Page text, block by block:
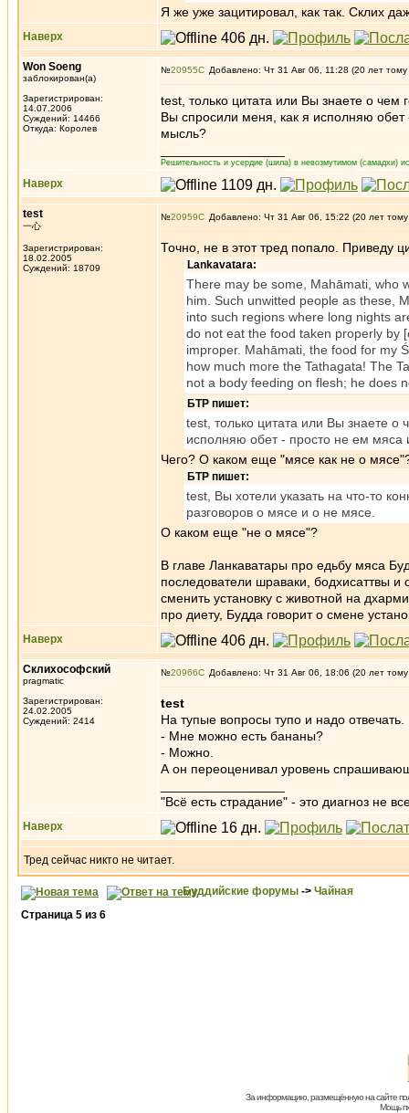
Я же уже зацитировал, как так. Склих
Наверх
Won Soeng
заблокирован(а)
Зарегистрирован:
14.07.2006
Суждений: 14466
Откуда: Королев
№20955 Добавлено: Чт 31 Авг 06, 11:28 (20 лет тому
test, только цитата или Вы знаете о чем
Вы спросили меня, как я исполняю
мысль?
Решительность и усердие (шила) в невозмутимом (самадхи)
Наверх
test
一心
Зарегистрирован:
18.02.2005
Суждений: 18709
№20959 Добавлено: Чт 31 Авг 06, 15:22 (20 лет
Точно, не в этот тред попало. Приведу
Lankavatara:
There may be some, Mahāmati, who
him. Such unwitted people as these,
into such regions where long nights
do not eat the food taken properly by
improper. Mahāmati, the food for my
how much more the Tathagata! The
not a body feeding on flesh; he does
БТР пишет:
test, только цитата или Вы знаете
исполняю обет - просто не ем
Чего? О каком еще "мясе как не о
БТР пишет:
test, Вы хотели указать на что-то
разговоров о мясе и о не мясе.
О каком еще "не о мясе"?
В главе Ланкаватары про едьбу мяса
последователи шраваки, бодхисаттвы
сменить установку с животной на
про диету, Будда говорит о смене
Наверх
Склихософский
pragmatic
Зарегистрирован:
24.02.2005
Суждений: 2414
№20966 Добавлено: Чт 31 Авг 06, 18:06 (20 лет
test
На тупые вопросы тупо и надо отвечать.
- Мне можно есть бананы?
- Можно.
А он переоценивал уровень
"Всё есть страдание" - это диагноз не
Наверх
Тред сейчас никто не читает.
Буддийские форумы -> Чайная
Страница 5 из 6
За информацию, размещённую на сайте
Мощь